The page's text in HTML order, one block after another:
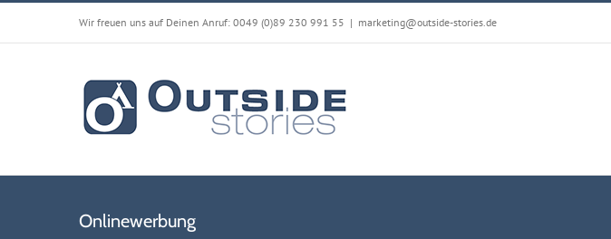
Wir freuen uns auf Deinen Anruf: 0049 (0)89 230 991 55 | marketing@outside-stories.de
Onlinewerbung